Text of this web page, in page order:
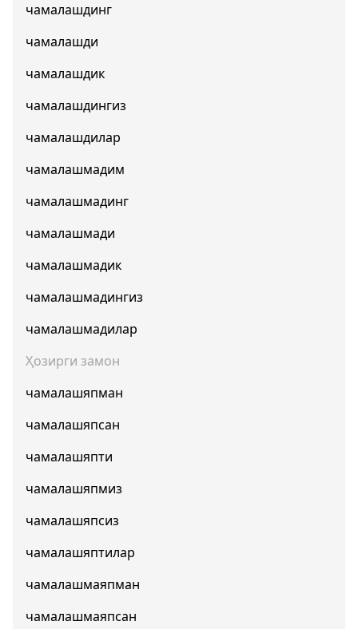
чамалашдинг
чамалашди
чамалашдик
чамалашдингиз
чамалашдилар
чамалашмадим
чамалашмадинг
чамалашмади
чамалашмадик
чамалашмадингиз
чамалашмадилар
Ҳозирги замон
чамалашяпман
чамалашяпсан
чамалашяпти
чамалашяпмиз
чамалашяпсиз
чамалашяптилар
чамалашмаяпман
чамалашмаяпсан